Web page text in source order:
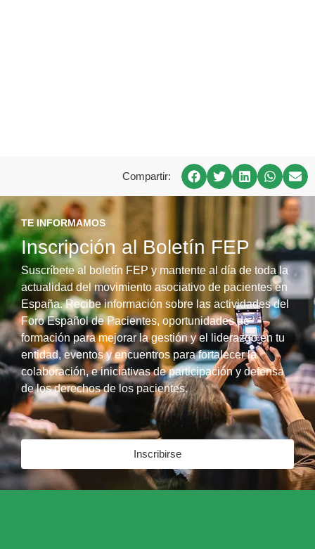
Compartir:
TE INFORMAMOS
Inscripción al Boletín FEP
Suscríbete al boletín FEP y mantente al día de toda la
actualidad del movimiento asociativo de pacientes en
España. Recibe información sobre las actividades del
Foro Español de Pacientes, oportunidades de
formación para mejorar la gestión y el liderazgo en tu
entidad, eventos y encuentros para fortalecer la
colaboración, e iniciativas de participación y defensa
de los derechos de los pacientes.
Inscribirse